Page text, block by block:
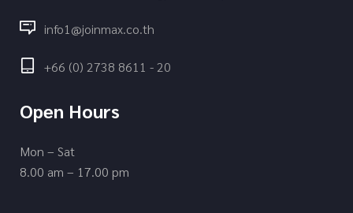
info1@joinmax.co.th
+66 (0) 2738 8611 - 20
Open Hours
Mon – Sat
8.00 am – 17.00 pm